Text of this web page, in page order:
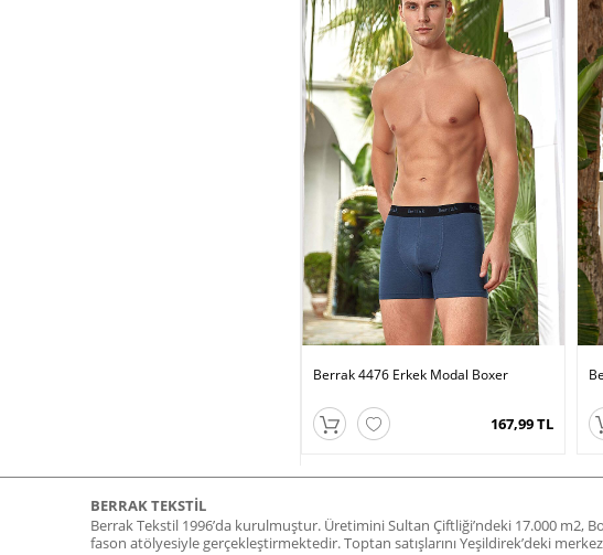
Berrak 4476 Erkek Modal Boxer
167,99 TL
BERRAK TEKSTIL
Berrak Tekstil 1996’da kurulmuştur. Üretimini Sultan Çiftliği’ndeki 17.000 m2,
fason atölyesiyle gerçekleştirmektedir. Toptan satışlarını Yeşildirek’deki